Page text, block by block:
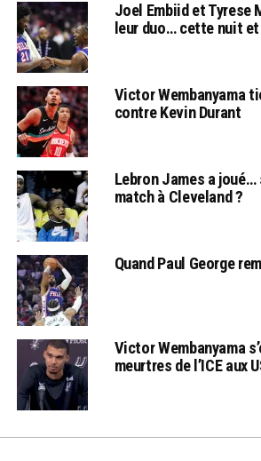
Joel Embiid et Tyrese
leur duo… cette nuit et
Victor Wembanyama
contre Kevin Durant
Lebron James a joué…
match à Cleveland ?
Quand Paul George
Victor Wembanyama
meurtres de l’ICE aux